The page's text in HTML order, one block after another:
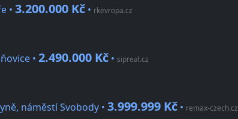
• 3.200.000 Kč • rkevropa.cz
• 2.490.000 Kč • sipreal.cz
náměstí Svobody • 3.999.999 Kč • remax-czech.cz